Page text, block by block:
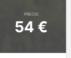
PRECIO
54 €